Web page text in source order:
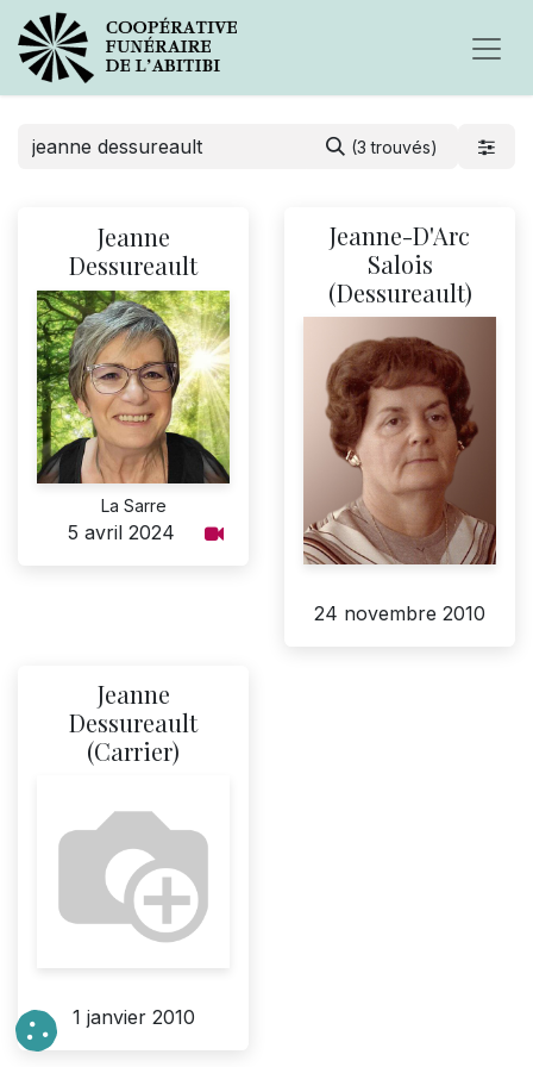
(3 trouvés)
Jeanne
Dessureault
La Sarre
5 avril 2024
Jeanne-D'Arc
Salois
(Dessureault)
24 novembre 2010
Jeanne
Dessureault
(Carrier)
1 janvier 2010